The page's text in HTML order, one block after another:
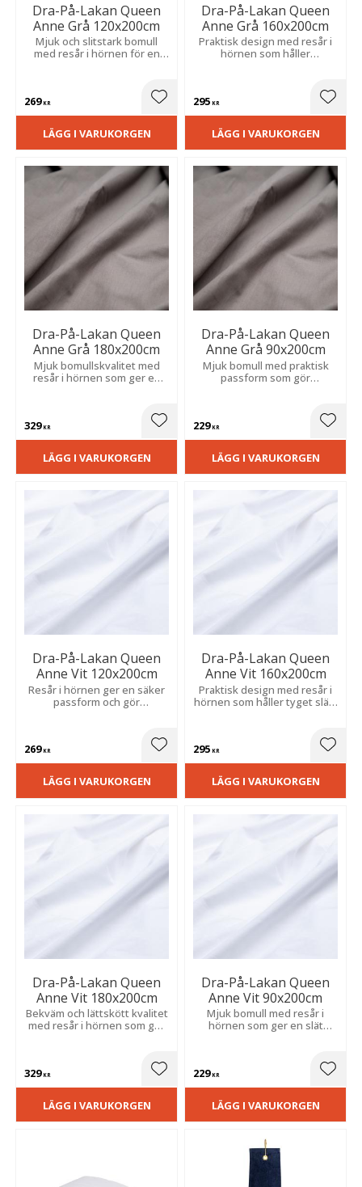
Dra-På-Lakan Queen
Anne Grå 120x200cm
Mjuk och slitstark bomull
med resår i hörnen för en
269KR Lägg till i favoriter
LÄGG I VARUKORGEN
Dra-På-Lakan Queen
Anne Grå 160x200cm
Praktisk design med resår i
hörnen som håller
295 KR
LÄGG I VARUKORGEN
Dra-På-Lakan Queen
Anne Grå 180x200cm
Mjuk bomullskvalitet med
resår i hörnen som ger en
329KR Lägg till i favoriter
LÄGG I VARUKORGEN
Dra-På-Lakan Queen
Anne Grå 90x200cm
Mjuk bomull med praktisk
passform som gör
229KR
LÄGG I VARUKORGEN
Dra-På-Lakan Queen
Anne Vit 120x200cm
Resår i hörnen ger en säker
passform och gör
269KR Lägg till i favoriter
LÄGG I VARUKORGEN
Dra-På-Lakan Queen
Anne Vit 160x200cm
Praktisk design med resår i
hörnen som håller tyget slätt
295 KR
LÄGG I VARUKORGEN
Dra-På-Lakan Queen
Anne Vit 180x200cm
Bekväm och lättskött kvalitet
med resår i hörnen som ger
329KR Lägg till i favoriter
LÄGG I VARUKORGEN
Dra-På-Lakan Queen
Anne Vit 90x200cm
Mjuk bomull med resår i
hörnen som ger en slät
229KR
LÄGG I VARUKORGEN